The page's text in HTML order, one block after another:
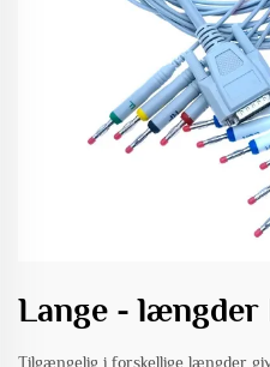
Lange - længder
Tilgængelig i forskellige længder